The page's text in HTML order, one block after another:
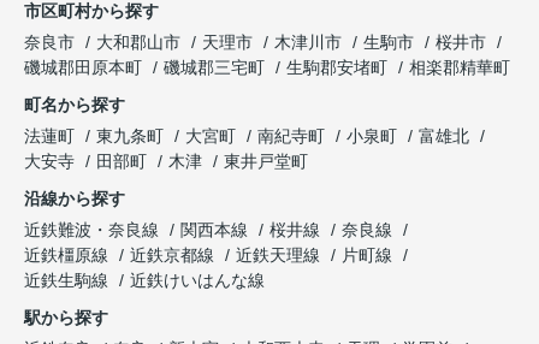
市区町村から探す
奈良市
大和郡山市 天理市 木津川市 生駒市
桜井市
磯城郡田原本町
磯城郡三宅町 生駒郡安堵町
相楽郡精華町
町名から探す
法蓮町
東九条町 大宮町 南紀寺町 小泉町
富雄北
大安寺
田部町 木津
東井戸堂町
沿線から探す
近鉄難波・奈良線
関西本線 桜井線
奈良線
近鉄橿原線
近鉄京都線 近鉄天理線
片町線
近鉄生駒線
近鉄けいはんな線
駅から探す